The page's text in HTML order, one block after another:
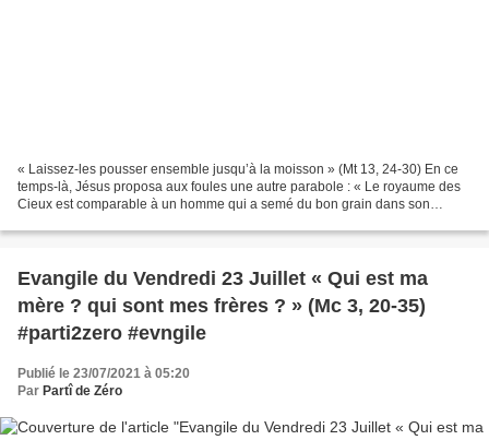
« Laissez-les pousser ensemble jusqu’à la moisson » (Mt 13, 24-30) En ce
temps-là, Jésus proposa aux foules une autre parabole : « Le royaume des
Cieux est comparable à un homme qui a semé du bon grain dans son
Evangile du Vendredi 23 Juillet « Qui est ma
mère ? qui sont mes frères ? » (Mc 3, 20-35)
#parti2zero #evngile
Publié le 23/07/2021 à 05:20
Par Partî de Zéro